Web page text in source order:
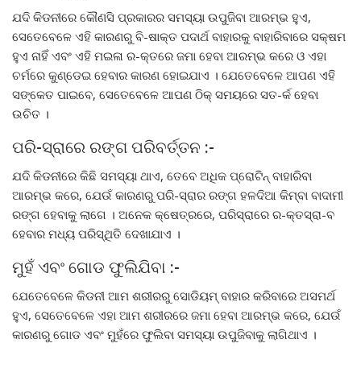
ଯଦି କିଡନୀରେ କୌଣସି ପ୍ରକାରର ସମସ୍ୟା ଉପୁଜିବା ଆରମ୍ଭ ହୁଏ,
ସେତେବେଳେ ଏହି କାରଣରୁ ବି-ଷାକ୍ତ ପଦାର୍ଥ ବାହାରକୁ ବାହାରିବାରେ ସକ୍ଷମ
ହୁଏ ନାହିଁ ଏବଂ ଏହି ମଇଳା ର-କ୍ତରେ ଜମା ହେବା ଆରମ୍ଭ କରେ ଓ ଏହା
ଚର୍ମରେ କୁଣ୍ଡେଇ ହେବାର କାରଣ ହୋଇଯାଏ । ଯେତେବେଳେ ଆପଣ ଏହି
ସଙ୍କେତ ପାଇବେ, ସେତେବେଳେ ଆପଣ ଠିକ୍ ସମୟରେ ସତ-ର୍କ ହେବା
ଉଚିତ ।
ପରି-ସ୍ରାରେ ରଙ୍ଗ ପରିବର୍ତ୍ତନ :-
ଯଦି କିଡନୀରେ କିଛି ସମସ୍ୟା ଥାଏ, ତେବେ ଅଧିକ ପ୍ରୋଟିନ୍ ବାହାରିବା
ଆରମ୍ଭ କରେ, ଯେଉଁ କାରଣରୁ ପରି-ସ୍ରାର ରଙ୍ଗ ହଳଦିଆ କିମ୍ବା ବାଦାମୀ
ରଙ୍ଗ ହେବାକୁ ଲାଗେ । ଅନେକ କ୍ଷେତ୍ରରେ, ପରିସ୍ରାରେ ର-କ୍ତସ୍ରା-ବ
ହେବାର ମଧ୍ୟ ପରିସ୍ଥିତି ଦେଖାଯାଏ ।
ମୁହଁ ଏବଂ ଗୋଡ ଫୁଲିଯିବା :-
ଯେତେବେଳେ କିଡନୀ ଆମ ଶରୀରରୁ ସୋଡିୟମ୍ ବାହାର କରିବାରେ ଅସମର୍ଥ
ହୁଏ, ସେତେବେଳେ ଏହା ଆମ ଶରୀରରେ ଜମା ହେବା ଆରମ୍ଭ କରେ, ଯେଉଁ
କାରଣରୁ ଗୋଡ ଏବଂ ମୁହଁରେ ଫୁଲିବା ସମସ୍ୟା ଉପୁଜିବାକୁ ଲାଗିଥାଏ ।